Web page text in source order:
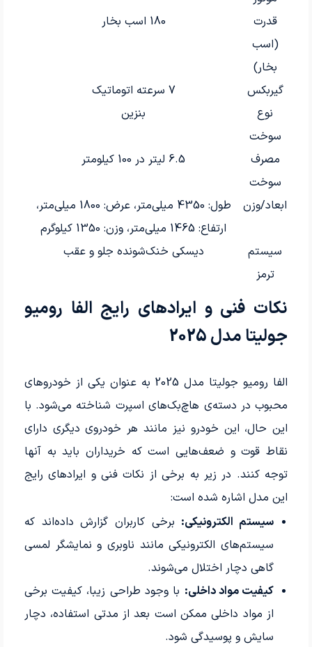
قدرت
(اسب
بخار)
180 اسب بخار
گیربکس
7 سرعته اتوماتیک
نوع
سوخت
بنزین
مصرف
سوخت
6.5 لیتر در 100 کیلومتر
ابعاد/وزن
طول: 4350 میلی‌متر، عرض: 1800 میلی‌متر،
ارتفاع: 1465 میلی‌متر، وزن: 1350 کیلوگرم
سیستم
ترمز
دیسکی خنک‌شونده جلو و عقب
نکات فنی و ایرادهای رایج الفا رومیو
جولیتا مدل 2025
الفا رومیو جولیتا مدل 2025 به عنوان یکی از خودروهای
محبوب در دسته‌ی هاچ‌بک‌های اسپرت شناخته می‌شود. با
این حال، این خودرو نیز مانند هر خودروی دیگری دارای
نقاط قوت و ضعف‌هایی است که خریداران باید به آنها
توجه کنند. در زیر به برخی از نکات فنی و ایرادهای رایج
این مدل اشاره شده است:
سیستم الکترونیکی: برخی کاربران گزارش داده‌اند که
سیستم‌های الکترونیکی مانند ناوبری و نمایشگر لمسی
گاهی دچار اختلال می‌شوند.
کیفیت مواد داخلی: با وجود طراحی زیبا، کیفیت برخی
از مواد داخلی ممکن است بعد از مدتی استفاده، دچار
سایش و پوسیدگی شود.